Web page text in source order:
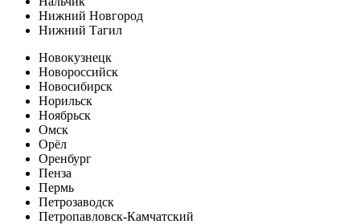
Нижний Новгород
Нижний Тагил
Новокузнецк
Новороссийск
Новосибирск
Норильск
Ноябрьск
Омск
Орёл
Оренбург
Пенза
Пермь
Петрозаводск
Петропавловск-Камчатский